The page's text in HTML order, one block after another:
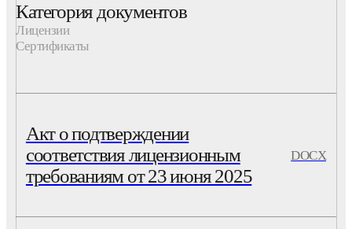
Категория документов
Лицензии
Сертификаты
Акт о подтверждении
соответствия лицензионным
требованиям от 23 июня 2025
DOCX